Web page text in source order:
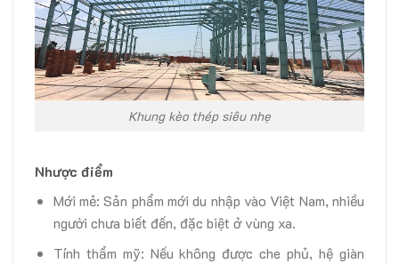
Khung kèo thép siêu nhẹ
Nhược điểm
Mới mẻ: Sản phẩm mới du nhập vào Việt Nam, nhiều
người chưa biết đến, đặc biệt ở vùng xa.
Tính thẩm mỹ: Nếu không được che phủ, hệ giàn